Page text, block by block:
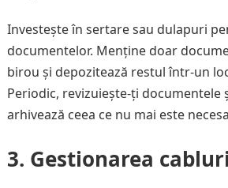
Investește în sertare sau dulapuri
documentelor. Menține doar
birou și depozitează restul într-un
Periodic, revizuiește-ți documentele
arhivează ceea ce nu mai este
3. Gestionarea